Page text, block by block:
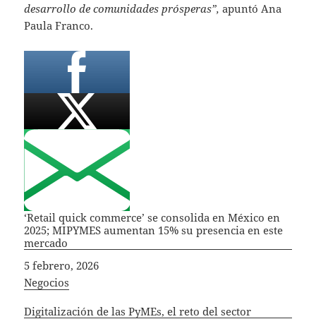
desarrollo de comunidades prósperas”,apuntó Ana
Paula Franco.
‘Retail quick commerce’ se consolida en México en
2025; MIPYMES aumentan 15% su presencia en este
mercado
Fecha
5 febrero, 2026
In relation to
Negocios
Digitalización de las PyMEs, el reto del sector